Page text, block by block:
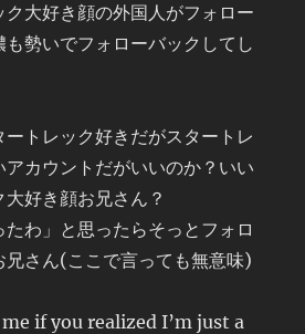
大好き顔の外国人がフォロー
も勢いでフォローバックしてし
トレック好きだがスタートレ
アカウントだがいいのか？いい
好き顔お兄さん？
たわ」と思ったらそっとフォロ
兄さん(ここで言っても無意味)
if you realized I’m just a